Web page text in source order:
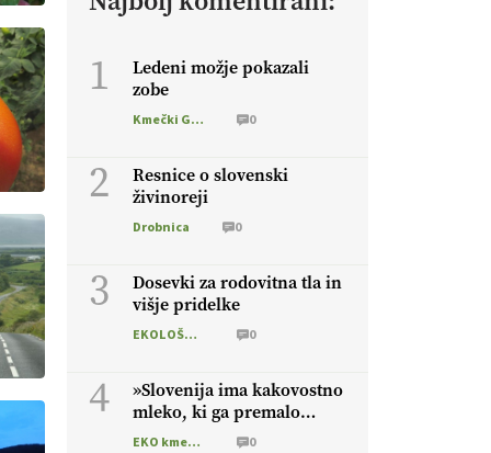
1
Ledeni možje pokazali
zobe
Kmečki Glas 0
2
Resnice o slovenski
živinoreji
Drobnica 0
3
Dosevki za rodovitna tla in
višje pridelke
EKOLOŠKO LOGIČNO 0
4
»Slovenija ima kakovostno
mleko, ki ga premalo
cenimo«EKO kmetijstvo 0